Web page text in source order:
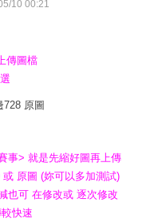
/10 00:21
傳圖檔
728 原圖
事> 就是先縮好圖再上傳
原圖 (妳可以多加測試)
也可 在修改或 逐次修改
快速